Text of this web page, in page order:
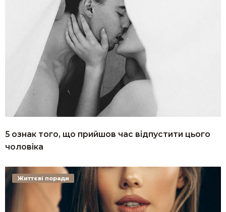
5 ознак того, що прийшов час відпустити цього
чоловіка
Життєві поради